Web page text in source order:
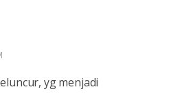
yg menjadi